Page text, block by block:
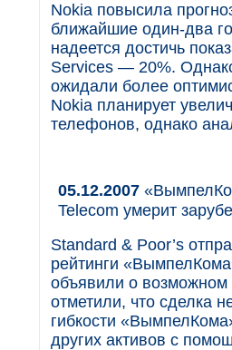
Nokia повысила
ближайшие один-два
надеется достичь
Services — 20%.
ожидали более
Nokia планирует
телефонов, однако
05.12.2007
Telecom умерит
Standard & Poor’s
рейтинги
объявили о возможном
отметили, что сделка
гибкости
других активов с